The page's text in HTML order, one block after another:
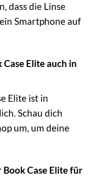
dass die Linse
Smartphone auf
Elite auch in
Elite ist in
Schau dich
um, um deine
Case Elite für